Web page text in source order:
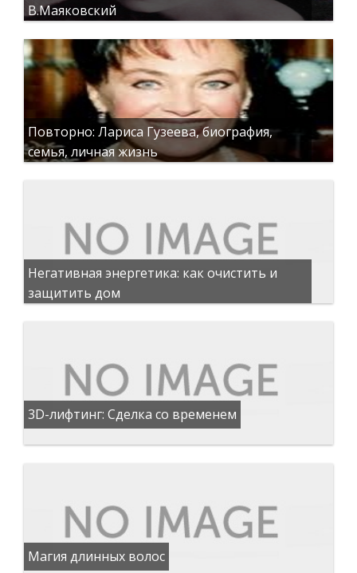
В.Маяковский
Повторно: Лариса Гузеева, биография,
семья, личная жизнь
Негативная энергетика: как очистить и
защитить дом
3D-лифтинг: Сделка со временем
Магия длинных волос